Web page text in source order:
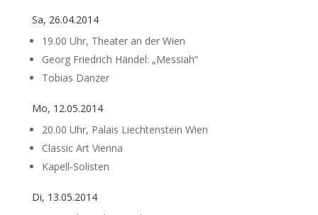
Sa, 26.04.2014
19.00 Uhr, Theater an der Wien
Georg Friedrich Händel: „Messiah“
Tobias Danzer
Mo, 12.05.2014
20.00 Uhr, Palais Liechtenstein Wien
Classic Art Vienna
Kapell-Solisten
Di, 13.05.2014